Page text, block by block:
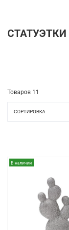
СТАТУЭТКИ
Товаров 11
СОРТИРОВКА
В наличии